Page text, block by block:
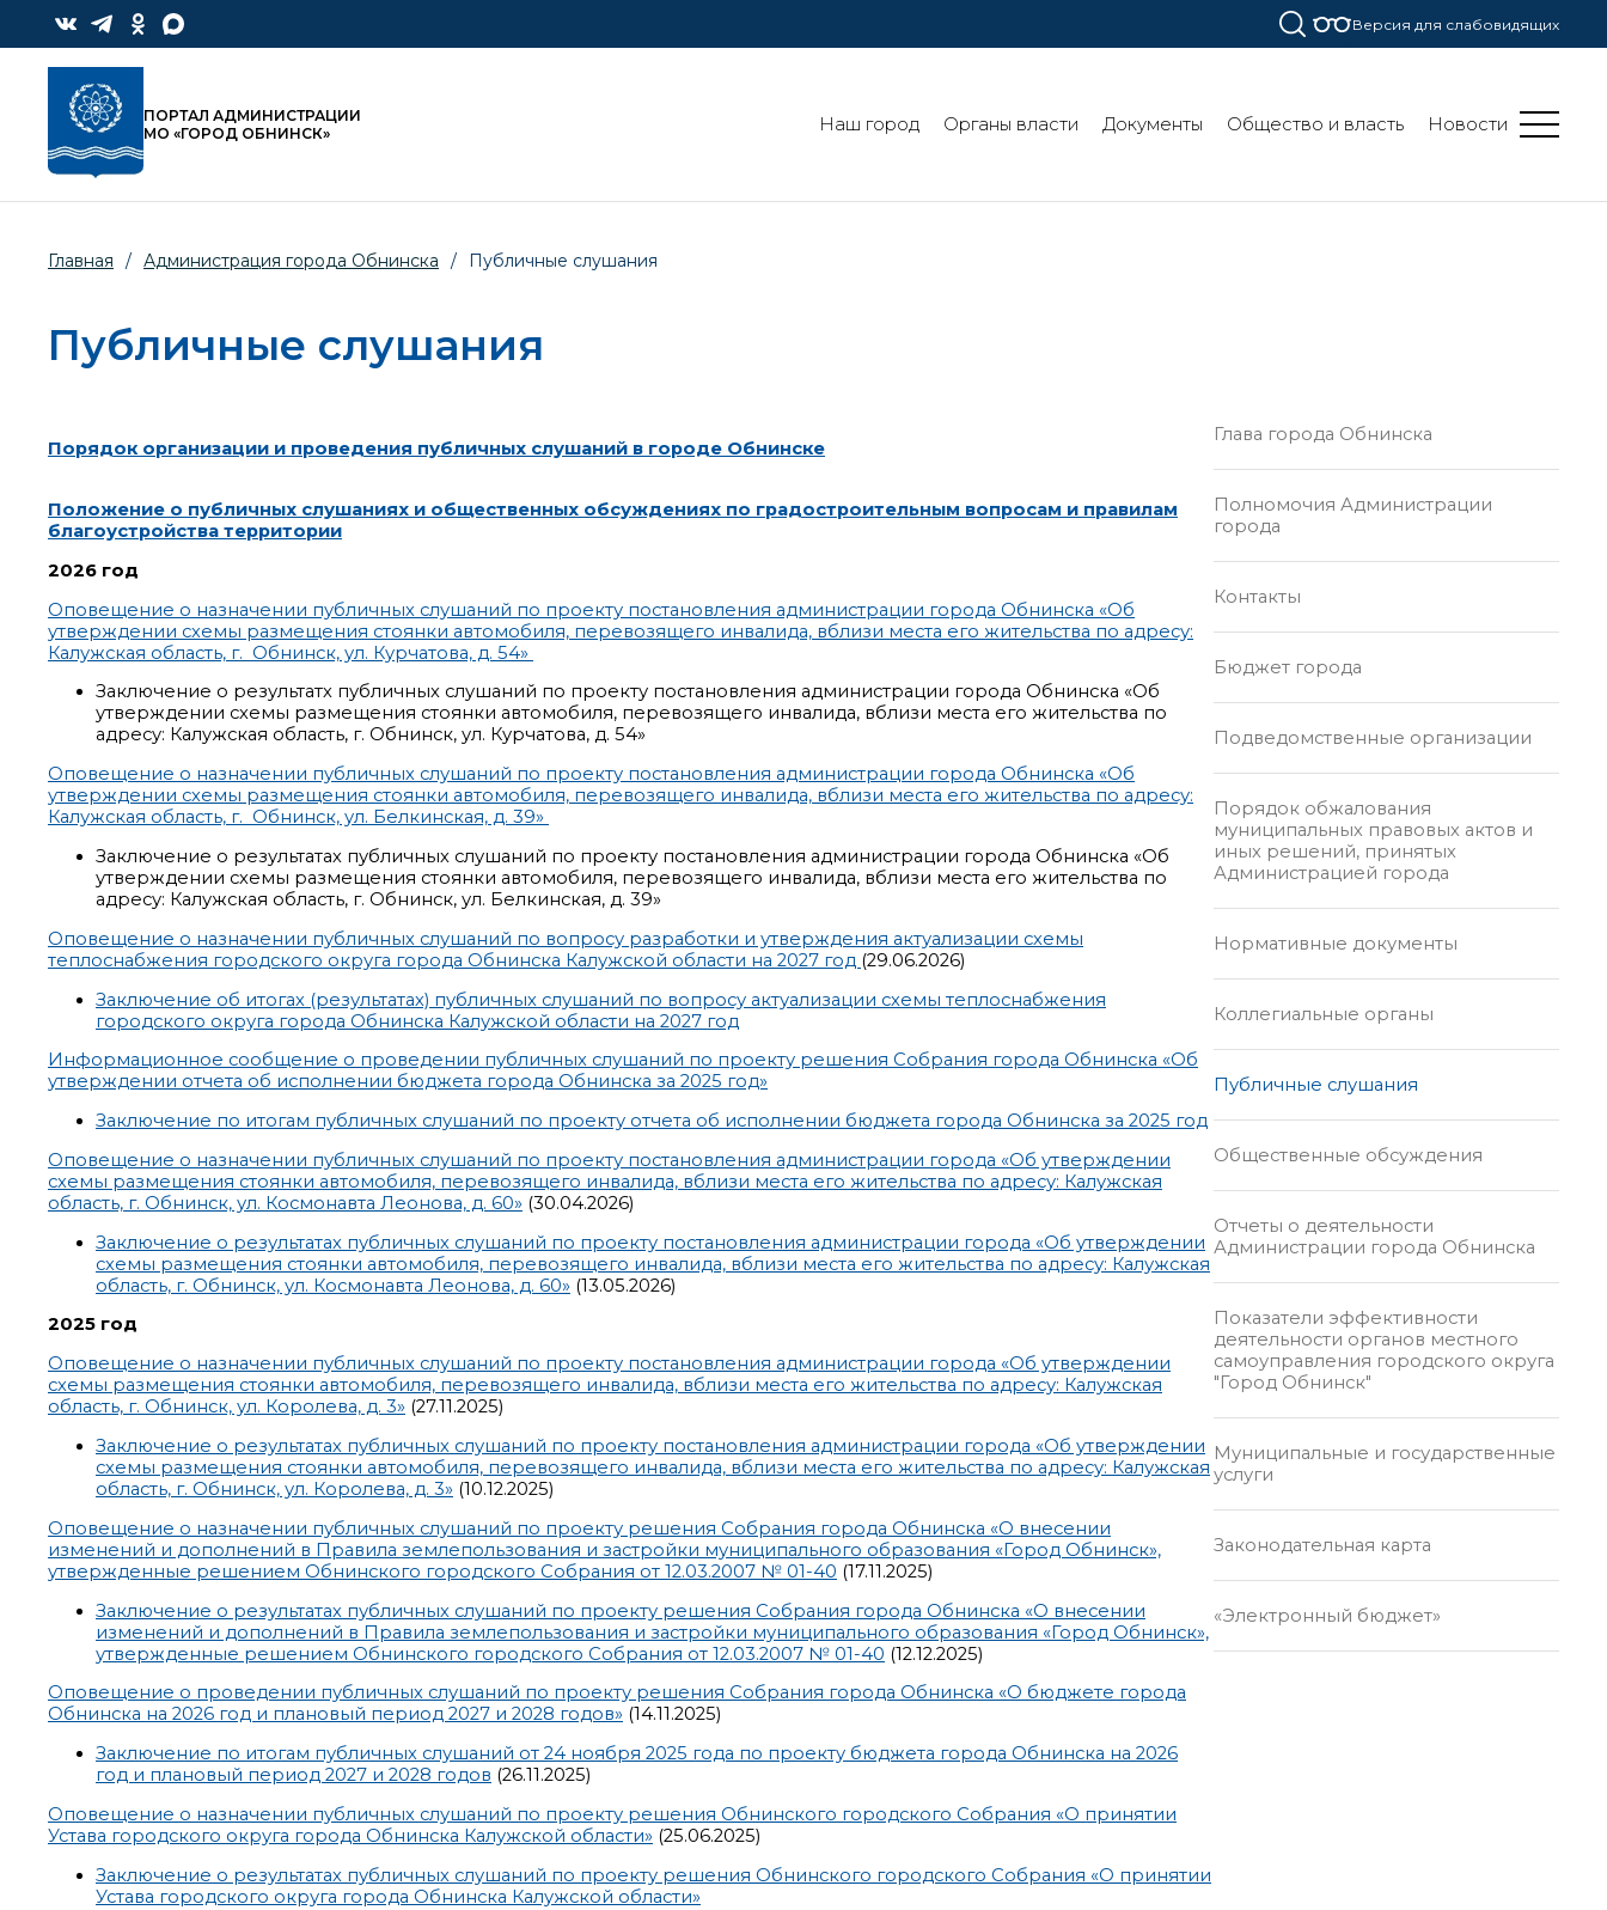
Версия для слабовидящих
ПОРТАЛ АДМИНИСТРАЦИИ
МО «ГОРОД ОБНИНСК»
Наш город Органы власти Документы Общество и власть Новости
Главная / Администрация города Обнинска / Публичные слушания
Публичные слушания
Порядок организации и проведения публичных слушаний в городе Обнинске
Положение о публичных слушаниях и общественных обсуждениях по градостроительным вопросам и правилам
благоустройства территории
2026 год
Оповещение о назначении публичных слушаний по проекту постановления администрации города Обнинска «Об
утверждении схемы размещения стоянки автомобиля, перевозящего инвалида, вблизи места его жительства по адресу:
Калужская область, г. Обнинск, ул. Курчатова, д. 54»
Заключение о результатх публичных слушаний по проекту постановления администрации города Обнинска «Об
утверждении схемы размещения стоянки автомобиля, перевозящего инвалида, вблизи места его жительства по
адресу: Калужская область, г. Обнинск, ул. Курчатова, д. 54»
Оповещение о назначении публичных слушаний по проекту постановления администрации города Обнинска «Об
утверждении схемы размещения стоянки автомобиля, перевозящего инвалида, вблизи места его жительства по адресу:
Калужская область, г. Обнинск, ул. Белкинская, д. 39»
Заключение о результатах публичных слушаний по проекту постановления администрации города Обнинска «Об
утверждении схемы размещения стоянки автомобиля, перевозящего инвалида, вблизи места его жительства по
адресу: Калужская область, г. Обнинск, ул. Белкинская, д. 39»
Оповещение о назначении публичных слушаний по вопросу разработки и утверждения актуализации схемы
теплоснабжения городского округа города Обнинска Калужской области на 2027 год (29.06.2026)
Заключение об итогах (результатах) публичных слушаний по вопросу актуализации схемы теплоснабжения
городского округа города Обнинска Калужской области на 2027 год
Информационное сообщение о проведении публичных слушаний по проекту решения Собрания города Обнинска «Об
утверждении отчета об исполнении бюджета города Обнинска за 2025 год»
Заключение по итогам публичных слушаний по проекту отчета об исполнении бюджета города Обнинска за 2025 год
Оповещение о назначении публичных слушаний по проекту постановления администрации города «Об утверждении
схемы размещения стоянки автомобиля, перевозящего инвалида, вблизи места его жительства по адресу: Калужская
область, г. Обнинск, ул. Космонавта Леонова, д. 60» (30.04.2026)
Заключение о результатах публичных слушаний по проекту постановления администрации города «Об утверждении
схемы размещения стоянки автомобиля, перевозящего инвалида, вблизи места его жительства по адресу: Калужская
область, г. Обнинск, ул. Космонавта Леонова, д. 60» (13.05.2026)
2025 год
Оповещение о назначении публичных слушаний по проекту постановления администрации города «Об утверждении
схемы размещения стоянки автомобиля, перевозящего инвалида, вблизи места его жительства по адресу: Калужская
область, г. Обнинск, ул. Королева, д. 3» (27.11.2025)
Заключение о результатах публичных слушаний по проекту постановления администрации города «Об утверждении
схемы размещения стоянки автомобиля, перевозящего инвалида, вблизи места его жительства по адресу: Калужская
область, г. Обнинск, ул. Королева, д. 3» (10.12.2025)
Оповещение о назначении публичных слушаний по проекту решения Собрания города Обнинска «О внесении
изменений и дополнений в Правила землепользования и застройки муниципального образования «Город Обнинск»,
утвержденные решением Обнинского городского Собрания от 12.03.2007 № 01-40 (17.11.2025)
Заключение о результатах публичных слушаний по проекту решения Собрания города Обнинска «О внесении
изменений и дополнений в Правила землепользования и застройки муниципального образования «Город Обнинск»,
утвержденные решением Обнинского городского Собрания от 12.03.2007 № 01-40 (12.12.2025)
Оповещение о проведении публичных слушаний по проекту решения Собрания города Обнинска «О бюджете города
Обнинска на 2026 год и плановый период 2027 и 2028 годов» (14.11.2025)
Заключение по итогам публичных слушаний от 24 ноября 2025 года по проекту бюджета города Обнинска на 2026
год и плановый период 2027 и 2028 годов (26.11.2025)
Оповещение о назначении публичных слушаний по проекту решения Обнинского городского Собрания «О принятии
Устава городского округа города Обнинска Калужской области» (25.06.2025)
Заключение о результатах публичных слушаний по проекту решения Обнинского городского Собрания «О принятии
Устава городского округа города Обнинска Калужской области»
Глава города Обнинска
Полномочия Администрации
города
Контакты
Бюджет города
Подведомственные организации
Порядок обжалования
муниципальных правовых актов и
иных решений, принятых
Администрацией города
Нормативные документы
Коллегиальные органы
Публичные слушания
Общественные обсуждения
Отчеты о деятельности
Администрации города Обнинска
Показатели эффективности
деятельности органов местного
самоуправления городского округа
"Город Обнинск"
Муниципальные и государственные
услуги
Законодательная карта
«Электронный бюджет»